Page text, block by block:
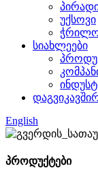
უქსოვი
სიახლეები
English
პროდუქტები